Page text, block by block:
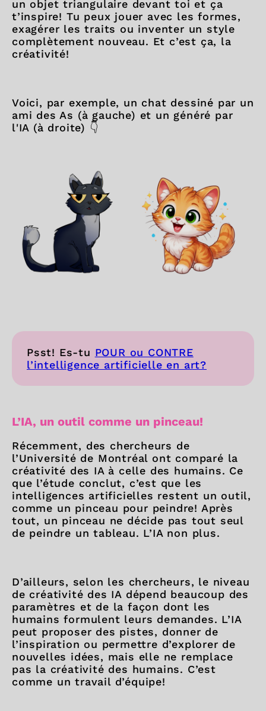
un objet triangulaire devant toi et ça
t’inspire! Tu peux jouer avec les formes,
exagérer les traits ou inventer un style
complètement nouveau. Et c’est ça, la
créativité!
Voici, par exemple, un chat dessiné par un
ami des As (à gauche) et un généré par
l'IA (à droite) 👇
Psst! Es-tu POUR ou CONTRE
l’intelligence artificielle en art?
L’IA, un outil comme un pinceau!
Récemment, des chercheurs de
l’Université de Montréal ont comparé la
créativité des IA à celle des humains. Ce
que l’étude conclut, c’est que les
intelligences artificielles restent un outil,
comme un pinceau pour peindre! Après
tout, un pinceau ne décide pas tout seul
de peindre un tableau. L’IA non plus.
D’ailleurs, selon les chercheurs, le niveau
de créativité des IA dépend beaucoup des
paramètres et de la façon dont les
humains formulent leurs demandes. L’IA
peut proposer des pistes, donner de
l’inspiration ou permettre d’explorer de
nouvelles idées, mais elle ne remplace
pas la créativité des humains. C’est
comme un travail d’équipe!